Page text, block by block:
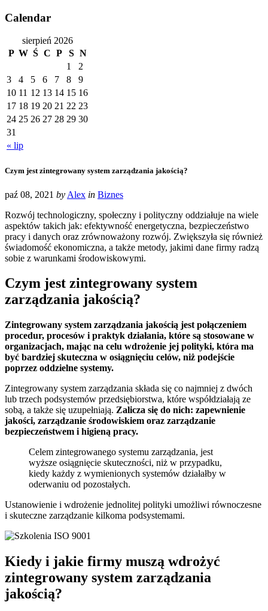
Calendar
sierpień 2026
P W Ś C P S N
« lip
1
2
3
4 5 6 7 8
9
10 11 12 13 14 15 16
17 18 19 20 21 22 23
24 25 26 27 28 29 30
31
Czym jest zintegrowany system zarządzania jakością?
paź 08, 2021 by Alex in Biznes
Rozwój technologiczny, społeczny i polityczny oddziałuje na wiele
aspektów takich jak: efektywność energetyczna, bezpieczeństwo
pracy i danych oraz zrównoważony rozwój. Zwiększyła się również
świadomość ekonomiczna, a także metody, jakimi dane firmy radzą
sobie z warunkami środowiskowymi.
Czym jest zintegrowany system
zarządzania jakością?
Zintegrowany system zarządzania jakością jest połączeniem
procedur, procesów i praktyk działania, które są stosowane w
organizacjach, mając na celu wdrożenie jej polityki, która ma
być bardziej skuteczna w osiągnięciu celów, niż podejście
poprzez oddzielne systemy.
Zintegrowany system zarządzania składa się co najmniej z dwóch
lub trzech podsystemów przedsiębiorstwa, które współdziałają ze
sobą, a także się uzupełniają. Zalicza się do nich: zapewnienie
jakości, zarządzanie środowiskiem oraz zarządzanie
bezpieczeństwem i higieną pracy.
Celem zintegrowanego systemu zarządzania, jest
wyższe osiągnięcie skuteczności, niż w przypadku,
kiedy każdy z wymienionych systemów działałby w
oderwaniu od pozostałych.
Ustanowienie i wdrożenie jednolitej polityki umożliwi równoczesne
i skuteczne zarządzanie kilkoma podsystemami.
Kiedy i jakie firmy muszą wdrożyć
zintegrowany system zarządzania
jakością?